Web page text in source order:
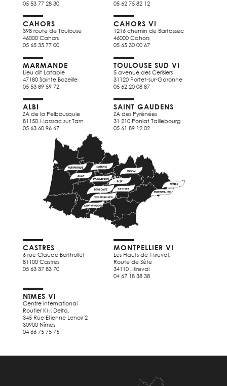
05 53 77 28 30
05 62 75 82 12
CAHORS
398 route de Toulouse
46000 Cahors
05 65 35 77 00
CAHORS VI
1216 chemin de Bartassec
46000 Cahors
05 65 30 00 67
MARMANDE
Lieu dit Latapie
47180 Sainte Bazeille
05 53 89 59 72
TOULOUSE SUD VI
5 avenue des Cerisiers
31120 Portet-sur-Garonne
05 62 20 08 87
ALBI
ZA de la Pelbousquie
81150 Marssac sur Tarn
05 63 60 96 67
SAINT GAUDENS
ZA des Pyrénées
31 210 Ponlat Taillebourg
05 61 89 12 02
CASTRES
6 rue Claude Berthollet
81100 Castres
05 63 37 83 70
MONTPELLIER VI
Les Hauts de Mireval,
Route de Sète
34110 Mireval
04 67 18 38 38
NîMES VI
Centre International
Routier KM Delta,
345 Rue Etienne Lenoir 2
30900 Nîmes
04 66 75 75 75